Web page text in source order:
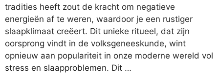
tradities heeft zout de kracht om negatieve
energieën af te weren, waardoor je een rustiger
slaapklimaat creëert. Dit unieke ritueel, dat zijn
oorsprong vindt in de volksgeneeskunde, wint
opnieuw aan populariteit in onze moderne wereld vol
stress en slaapproblemen. Dit …